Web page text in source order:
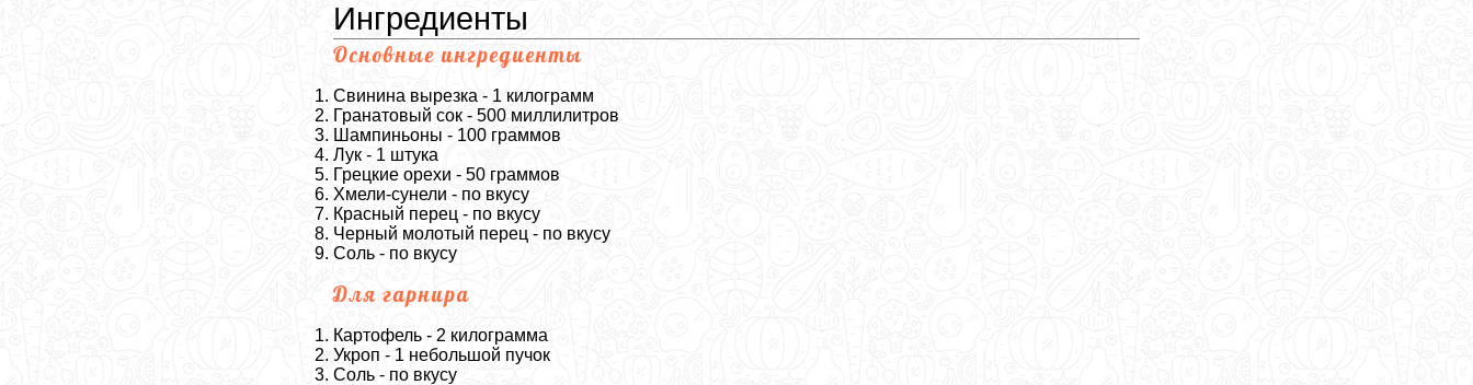
Ингредиенты
Основные ингредиенты
Свинина вырезка - 1 килограмм
Гранатовый сок - 500 миллилитров
Шампиньоны - 100 граммов
Лук - 1 штука
Грецкие орехи - 50 граммов
Хмели-сунели - по вкусу
Красный перец - по вкусу
Черный молотый перец - по вкусу
Соль - по вкусу
Для гарнира
Картофель - 2 килограмма
Укроп - 1 небольшой пучок
Соль - по вкусу